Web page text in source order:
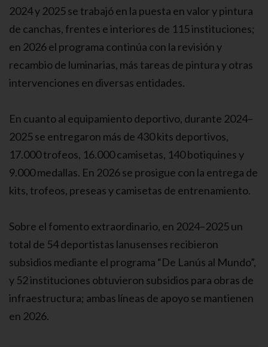
2024 y 2025 se trabajó en la puesta en valor y pintura
de canchas, frentes e interiores de 115 instituciones;
en 2026 el programa continúa con la revisión y
recambio de luminarias, más tareas de pintura y otras
intervenciones en diversas entidades.
En cuanto al equipamiento deportivo, durante 2024–
2025 se entregaron más de 430 kits deportivos,
17.000 trofeos, 16.000 camisetas, 140 botiquines y
9.000 medallas. En 2026 se prosigue con la entrega de
kits, trofeos, preseas y camisetas de entrenamiento.
Sobre el fomento extraordinario, en 2024–2025 un
total de 54 deportistas lanusenses recibieron
subsidios mediante el programa “De Lanús al Mundo”,
y 52 instituciones obtuvieron subsidios para obras de
infraestructura; ambas líneas de apoyo se mantienen
en 2026.